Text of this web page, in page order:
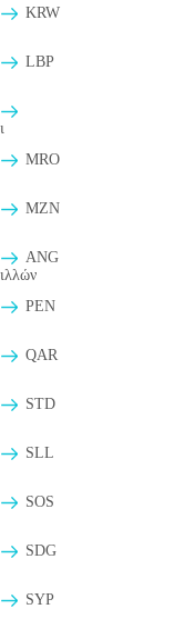
KRW
LBP
MRO
MZN
ANG
PEN
QAR
STD
SLL
SOS
SDG
SYP